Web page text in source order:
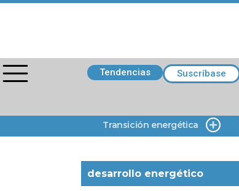
Tendencias Suscríbase
Transición energética
desarrollo energético